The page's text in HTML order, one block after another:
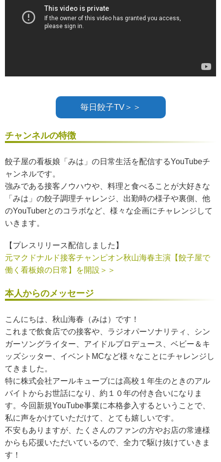
毎日餃子TV＞＞
チャンネルの特徴
餃子屋の看板娘「みは」の日常生活を配信するYouTubeチ
ャンネルです。
強みである接客ノウハウや、料理と食べることが大好きな
「みは」の餃子調理チャレンジ、出勤時の様子や裏側、他
のYouTuberとのコラボなど、様々な企画にチャレンジして
いきます。
【プレスリリース配信しました】
元マクドナルド接客チャンピオン秋山海春主演【餃子屋で
働く看板娘の日常】を開設＞＞
本人からのメッセージ
こんにちは、秋山海春（みは）です！
これまで飲食店での接客や、ラジオパーソナリティ、シン
ガーソングライター、アイドルプロデュース、ベビー＆キ
ッズシッター、イベントMCなど様々なことにチャレンジし
てきました。
特に株式会社アールキューブには高校１年生のときのアル
バイトからお世話になり、約１０年の付き合いになりま
す。今回新規YouTube事業に本格参入するということで、
私に声をかけていただけて、とても嬉しいです。
不安もありますが、たくさんのファンの方やお店の常連様
からも応援いただいているので、全力で駆け抜けていきま
す！